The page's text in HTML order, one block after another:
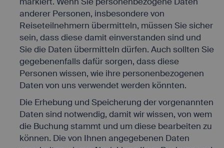
anderer Personen, insbesondere von
Reiseteilnehmern übermitteln, müssen Sie sicher
sein, dass diese damit einverstanden sind und
Sie die Daten übermitteln dürfen. Auch sollten Sie
gegebenenfalls dafür sorgen, dass diese
Personen wissen, wie ihre personenbezogenen
Daten von uns verwendet werden könnten.
Die Erhebung und Speicherung der vorgenannten
Daten sind notwendig, damit wir wissen, von wem
die Buchung stammt und um diese bearbeiten zu
können. Die von Ihnen angegebenen Daten